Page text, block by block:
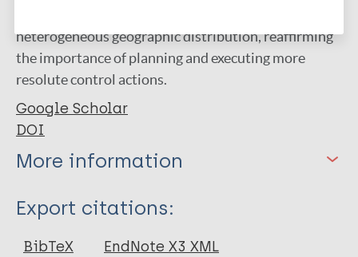
heterogeneous geographic distribution, reaffirming
the importance of planning and executing more
resolute control actions.
Google Scholar
DOI
More information
Type
Journal Article
Export citations:
BibTeX
EndNote X3 XML